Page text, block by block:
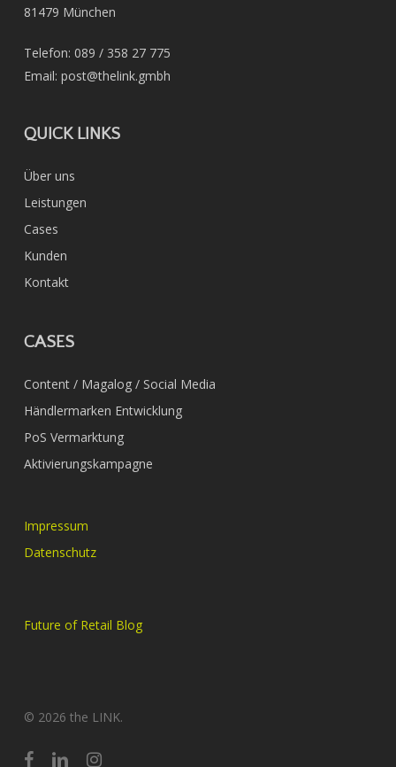
81479 München
Telefon: 089 / 358 27 775
Email: post@thelink.gmbh
QUICK LINKS
Über uns
Leistungen
Cases
Kunden
Kontakt
CASES
Content / Magalog / Social Media
Händlermarken Entwicklung
PoS Vermarktung
Aktivierungskampagne
Impressum
Datenschutz
Future of Retail Blog
© 2026 the LINK.
facebooklinkedininstagram